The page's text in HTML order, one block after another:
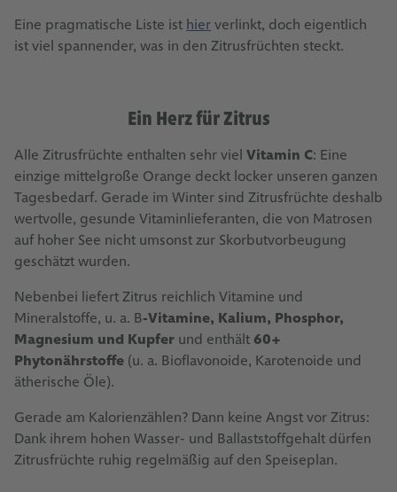
Eine pragmatische Liste ist hierverlinkt, doch eigentlich
ist viel spannender, was in den Zitrusfrüchten steckt.
Ein Herz für Zitrus
Alle Zitrusfrüchte enthalten sehr viel Vitamin C: Eine
einzige mittelgroße Orange deckt locker unseren ganzen
Tagesbedarf. Gerade im Winter sind Zitrusfrüchte deshalb
wertvolle, gesunde Vitaminlieferanten, die von Matrosen
auf hoher See nicht umsonst zur Skorbutvorbeugung
geschätzt wurden.
Nebenbei liefert Zitrus reichlich Vitamine und
Mineralstoffe, u. a. B-Vitamine, Kalium, Phosphor,
Magnesium und Kupfer und enthält 60+
Phytonährstoffe (u. a. Bioflavonoide, Karotenoide und
ätherische Öle).
Gerade am Kalorienzählen? Dann keine Angst vor Zitrus:
Dank ihrem hohen Wasser- und Ballaststoffgehalt dürfen
Zitrusfrüchte ruhig regelmäßig auf den Speiseplan.